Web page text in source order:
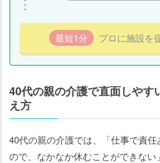
最短1分 プロに施設を
40代の親の介護で直面しやす
え方
40代の親の介護では、「仕事で責
ので、なかなか休むことができな